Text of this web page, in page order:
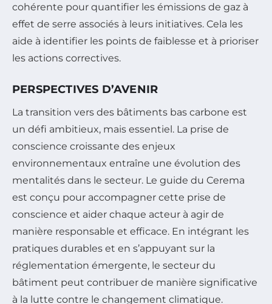
cohérente pour quantifier les émissions de gaz à
effet de serre associés à leurs initiatives. Cela les
aide à identifier les points de faiblesse et à prioriser
les actions correctives.
PERSPECTIVES D’AVENIR
La transition vers des bâtiments bas carbone est
un défi ambitieux, mais essentiel. La prise de
conscience croissante des enjeux
environnementaux entraîne une évolution des
mentalités dans le secteur. Le guide du Cerema
est conçu pour accompagner cette prise de
conscience et aider chaque acteur à agir de
manière responsable et efficace. En intégrant les
pratiques durables et en s’appuyant sur la
réglementation émergente, le secteur du
bâtiment peut contribuer de manière significative
à la lutte contre le changement climatique.